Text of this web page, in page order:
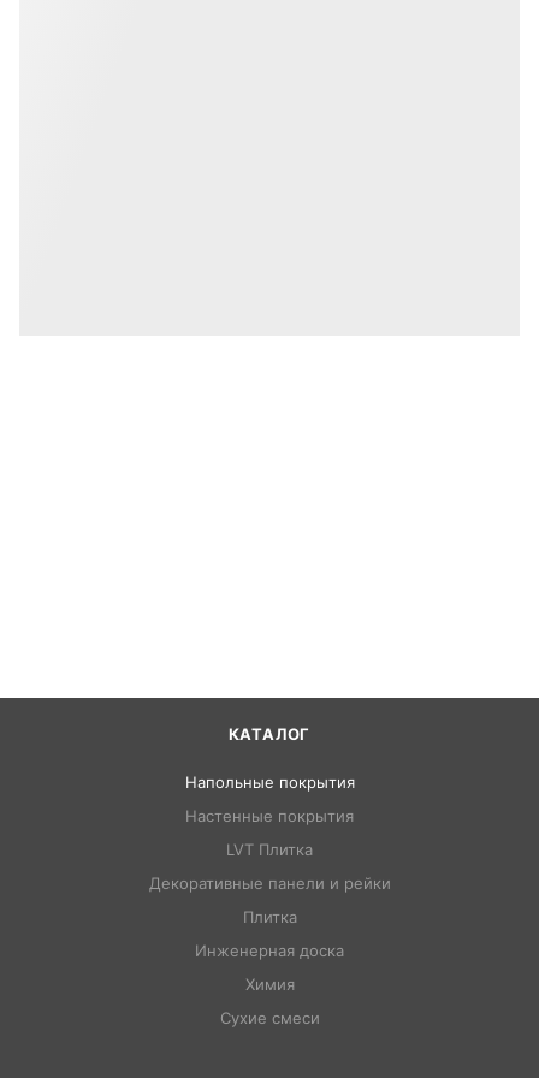
КАТАЛОГ
Напольные покрытия
Настенные покрытия
LVT Плитка
Декоративные панели и рейки
Плитка
Инженерная доска
Химия
Сухие смеси